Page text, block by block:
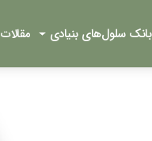
بانک سلول‌های بنیادی مقالات